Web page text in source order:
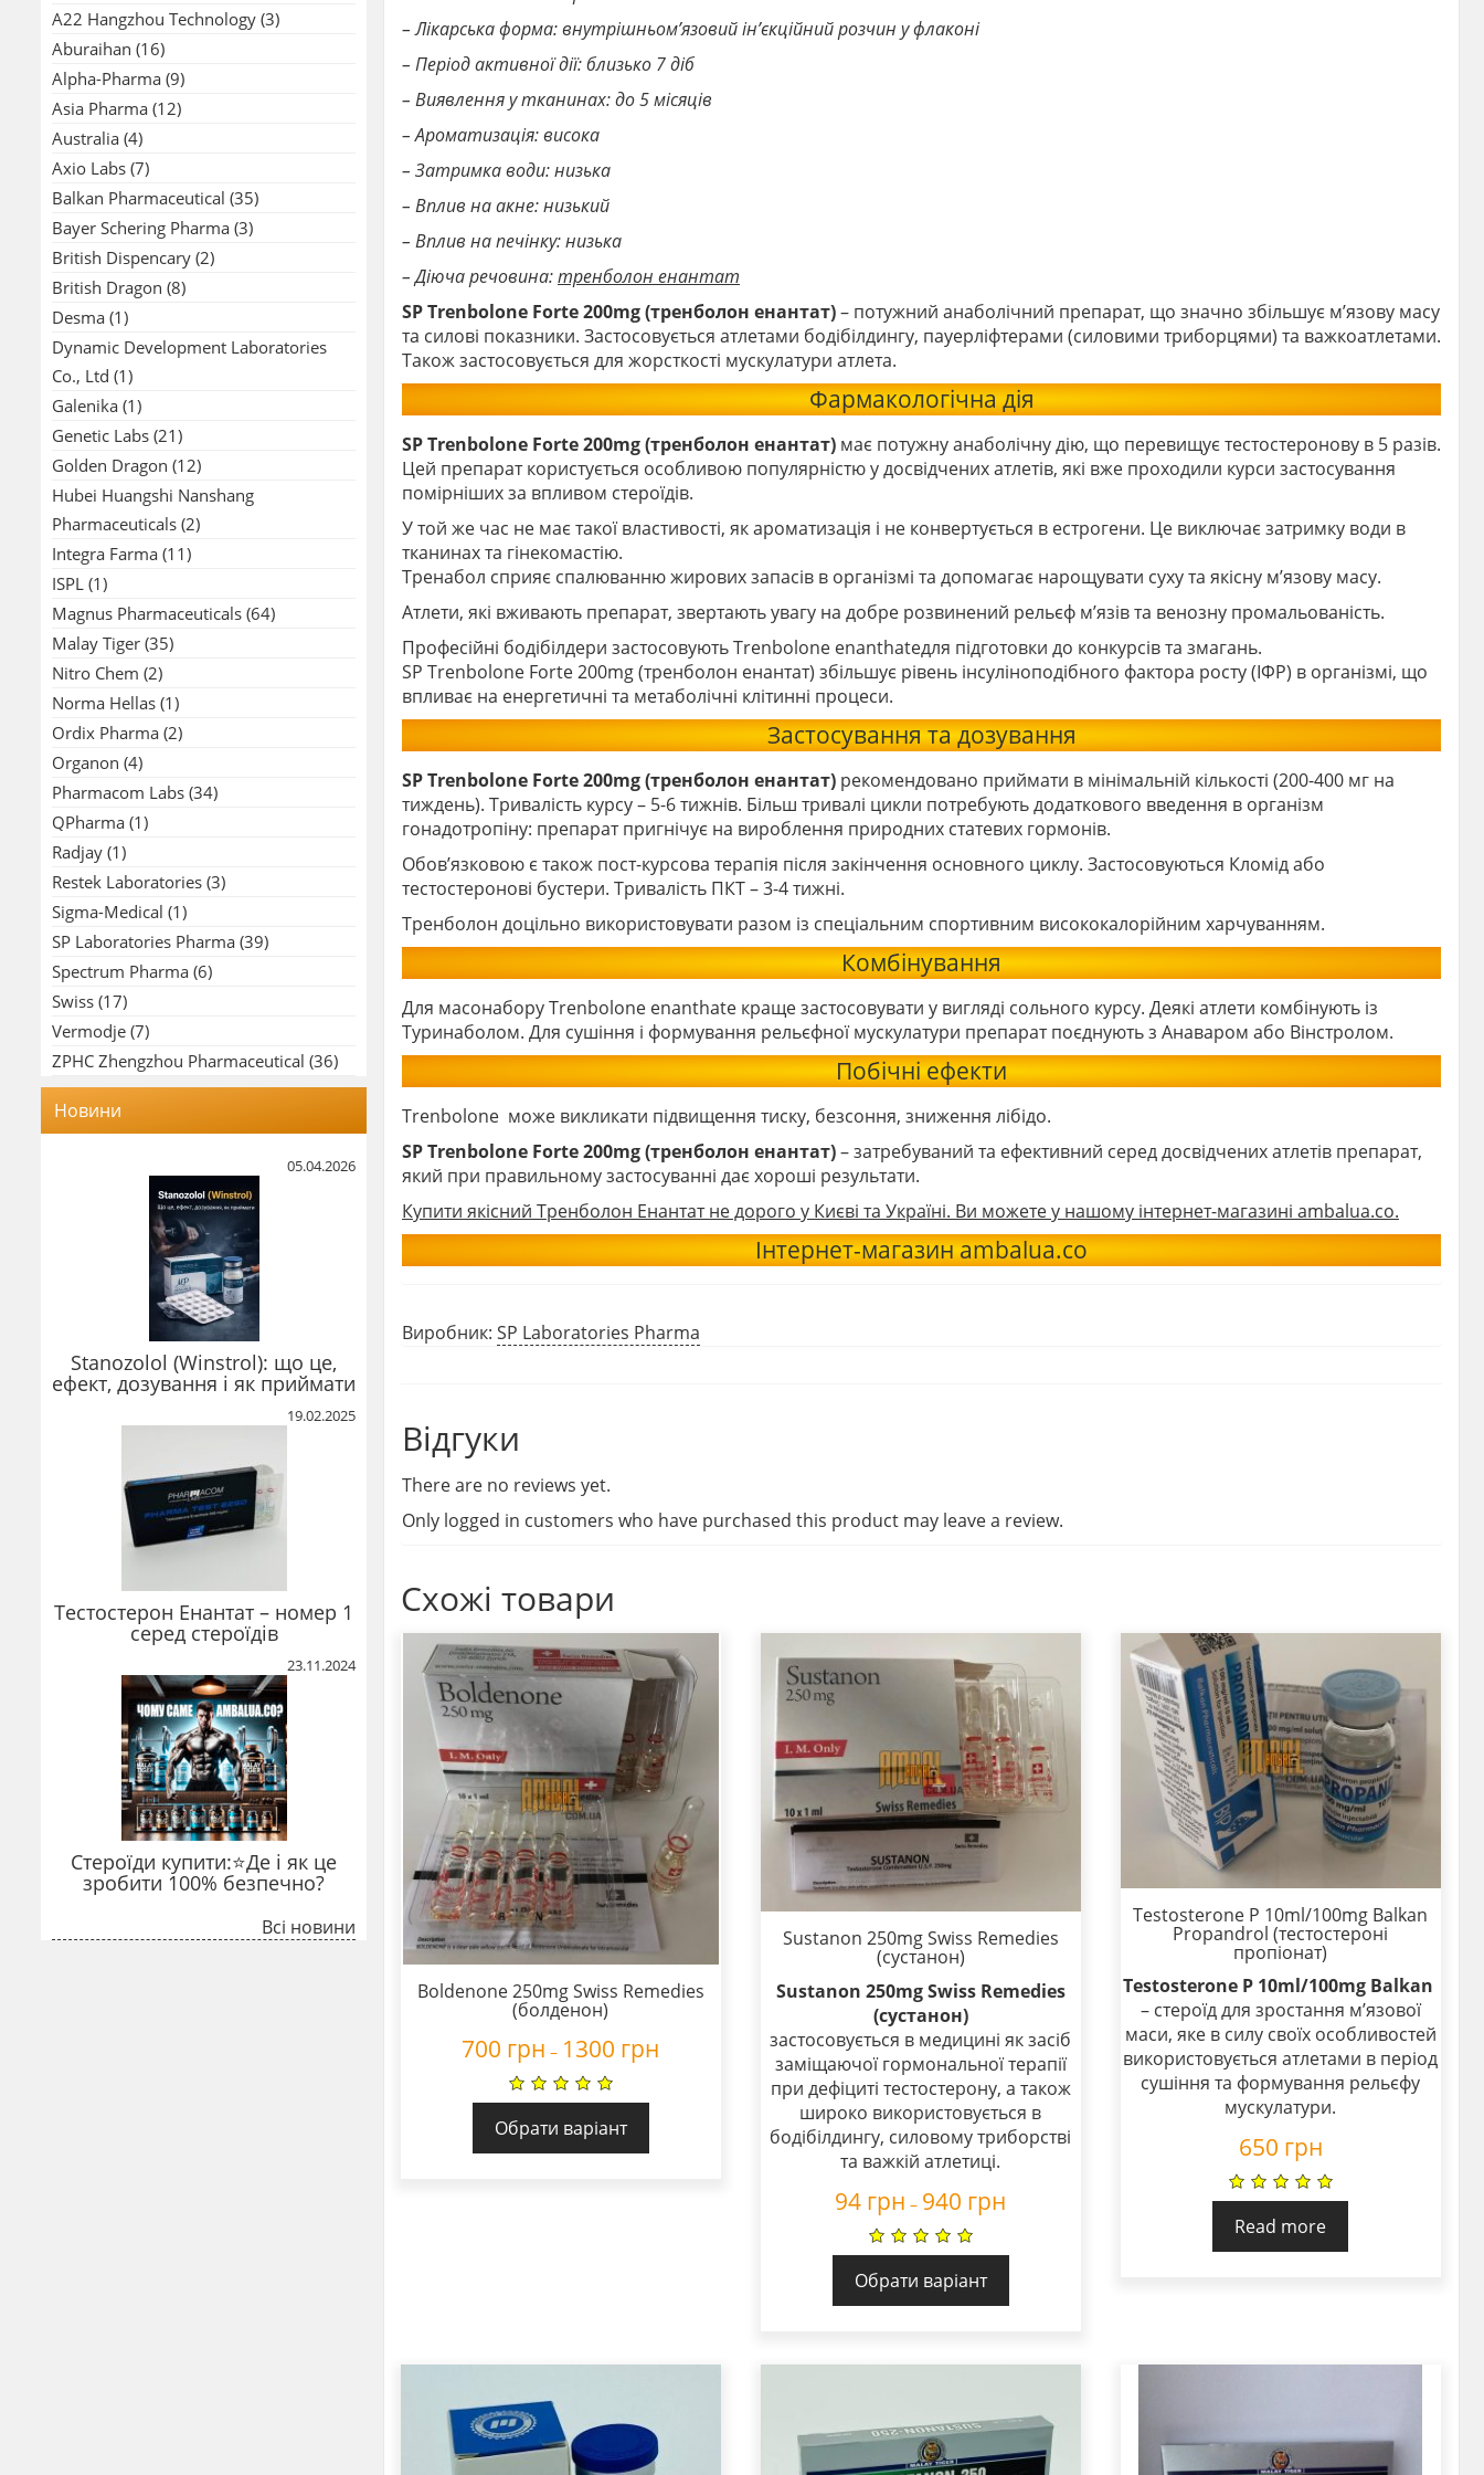
– Лікарська форма: внутрішньом’язовий ін’єкційний розчин у флаконі
– Період активної дії: близько 7 діб
– Виявлення у тканинах: до 5 місяців
– Ароматизація: висока
– Затримка води: низька
– Вплив на акне: низький
– Вплив на печінку: низька
– Діюча речовина:тренболон енантат
SP Trenbolone Forte 200mg (тренболон енантат)– потужний анаболічний препарат, що значно збільшує м’язову масу
та силові показники. Застосовується атлетами бодібілдингу, пауерліфтерами (силовими триборцями) та важкоатлетами.
Також застосовується для жорсткості мускулатури атлета.
Фармакологічна дія
SP Trenbolone Forte 200mg (тренболон енантат) має потужну анаболічну дію, що перевищує тестостеронову в 5 разів.
Цей препарат користується особливою популярністю у досвідчених атлетів, які вже проходили курси застосування
помірніших за впливом стероїдів.
У той же час не має такої властивості, як ароматизація і не конвертується в естрогени. Це виключає затримку води в
тканинах та гінекомастію.
Тренабол сприяє спалюванню жирових запасів в організмі та допомагає нарощувати суху та якісну м’язову масу.
Атлети, які вживають препарат, звертають увагу на добре розвинений рельєф м’язів та венозну промальованість.
Професійні бодібілдери застосовуютьTrenbolone enanthateдля підготовки до конкурсів та змагань.
SP Trenbolone Forte 200mg (тренболон енантат) збільшує рівень інсуліноподібного фактора росту (ІФР) в організмі, що
впливає на енергетичні та метаболічні клітинні процеси.
Застосування та дозування
SP Trenbolone Forte 200mg (тренболон енантат) рекомендовано приймати в мінімальній кількості (200-400 мг на
тиждень). Тривалість курсу – 5-6 тижнів. Більш тривалі цикли потребують додаткового введення в організм
гонадотропіну: препарат пригнічує на вироблення природних статевих гормонів.
Обов’язковою є також пост-курсова терапія після закінчення основного циклу. Застосовуються Кломід або
тестостеронові бустери. Тривалість ПКТ – 3-4 тижні.
Тренболон доцільно використовувати разом із спеціальним спортивним висококалорійним харчуванням.
Комбінування
Для масонаборуTrenbolone enanthate краще застосовувати у вигляді сольного курсу. Деякі атлети комбінують із
Туринаболом. Для сушіння і формування рельєфної мускулатури препарат поєднують з Анаваром або Вінстролом.
Побічні ефекти
Trenbolone може викликати підвищення тиску, безсоння, зниження лібідо.
SP Trenbolone Forte 200mg (тренболон енантат)– затребуваний та ефективний серед досвідчених атлетів препарат,
який при правильному застосуванні дає хороші результати.
Купити якісний Тренболон Енантат не дорого у Києві та Україні. Ви можете у нашому інтернет-магазині ambalua.co.
Інтернет-магазин ambalua.co
Виробник: SP Laboratories Pharma
Відгуки
There are no reviews yet.
Only logged in customers who have purchased this product may leave a review.
Схожі товари
Boldenone 250mg Swiss Remedies
(болденон)
700 грн – 1300 грн
Обрати варіант
Sustanon 250mg Swiss Remedies
(сустанон)
Sustanon 250mg Swiss Remedies
(сустанон)
застосовується в медицині як засіб
заміщаючої гормональної терапії
при дефіциті тестостерону, а також
широко використовується в
бодібілдингу, силовому триборстві
та важкій атлетиці.
94 грн – 940 грн
Обрати варіант
Testosterone P 10ml/100mg Balkan
Propandrol (тестостероні
пропіонат)
Testosterone P 10ml/100mg Balkan
– стероїд для зростання м’язової
маси, яке в силу своїх особливостей
використовується атлетами в період
сушіння та формування рельєфу
мускулатури.
650 грн
Read more
A22 Hangzhou Technology (3)
Aburaihan (16)
Alpha-Pharma (9)
Asia Pharma (12)
Australia (4)
Axio Labs (7)
Balkan Pharmaceutical (35)
Bayer Schering Pharma (3)
British Dispencary (2)
British Dragon (8)
Desma (1)
Dynamic Development Laboratories
Co., Ltd (1)
Galenika (1)
Genetic Labs (21)
Golden Dragon (12)
Hubei Huangshi Nanshang
Pharmaceuticals (2)
Integra Farma (11)
ISPL (1)
Magnus Pharmaceuticals (64)
Malay Tiger (35)
Nitro Chem (2)
Norma Hellas (1)
Ordix Pharma (2)
Organon (4)
Pharmacom Labs (34)
QPharma (1)
Radjay (1)
Restek Laboratories (3)
Sigma-Medical (1)
SP Laboratories Pharma (39)
Spectrum Pharma (6)
Swiss (17)
Vermodje (7)
ZPHC Zhengzhou Pharmaceutical (36)
Новини
05.04.2026
Stanozolol (Winstrol): що це,
ефект, дозування і як приймати
19.02.2025
Тестостерон Енантат – номер 1
серед стероїдів
23.11.2024
Стероїди купити:⭐Де і як це
зробити 100% безпечно?
Всі новини